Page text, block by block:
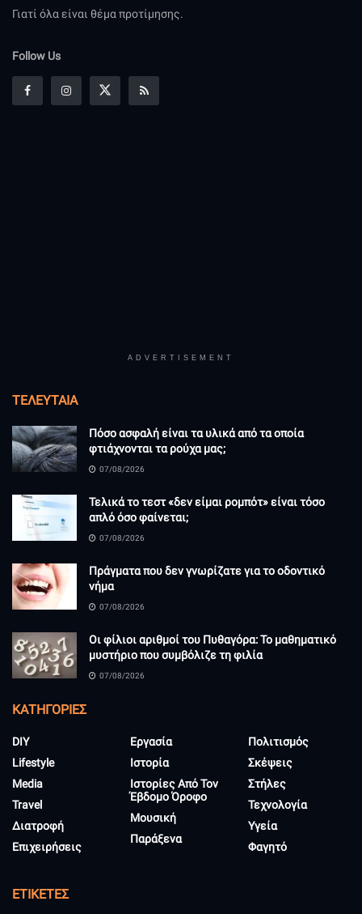
Γιατί όλα είναι θέμα προτίμησης.
Follow Us
ADVERTISEMENT
ΤΕΛΕΥΤΑΊΑ
Πόσο ασφαλή είναι τα υλικά από τα οποία
φτιάχνονται τα ρούχα μας;
07/08/2026
Τελικά το τεστ «δεν είμαι ρομπότ» είναι τόσο
απλό όσο φαίνεται;
07/08/2026
Πράγματα που δεν γνωρίζατε για το οδοντικό
νήμα
07/08/2026
Οι φίλιοι αριθμοί του Πυθαγόρα: Το μαθηματικό
μυστήριο που συμβόλιζε τη φιλία
07/08/2026
KΑΤΗΓΟΡΊΕΣ
DIY
Lifestyle
Media
Travel
Διατροφή
Επιχειρήσεις
Εργασία
Ιστορία
Ιστορίες Από Τον
Έβδομο Όροφο
Μουσική
Παράξενα
Πολιτισμός
Σκέψεις
Στήλες
Τεχνολογία
Υγεία
Φαγητό
ΕΤΙΚΈΤΕΣ